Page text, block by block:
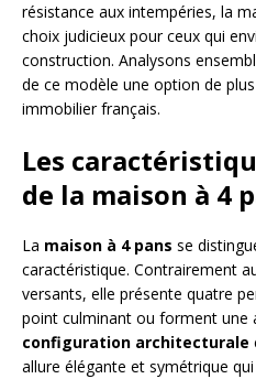
résistance aux intempéries, la
choix judicieux pour ceux qui
construction. Analysons
de ce modèle une option de
immobilier français.
Les
de la maison à 4
La maison à 4 pans se
caractéristique. Contrairement
versants, elle présente quatre
point culminant ou forment une
configuration architecturale
allure élégante et symétrique